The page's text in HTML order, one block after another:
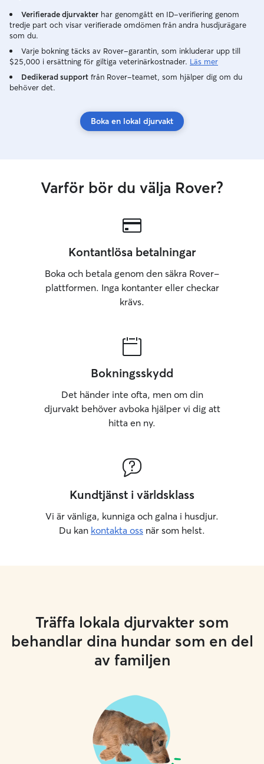
Verifierade djurvakter har genomgått en ID-verifiering genom
tredje part och visar verifierade omdömen från andra husdjurägare
som du.
Varje bokning täcks av Rover-garantin, som inkluderar upp till
$25,000 i ersättning för giltiga veterinärkostnader. Läs mer
Dedikerad support från Rover-teamet, som hjälper dig om du
behöver det.
Boka en lokal djurvakt
Varför bör du välja Rover?
Kontantlösa betalningar
Boka och betala genom den säkra Rover-
plattformen. Inga kontanter eller checkar
krävs.
Bokningsskydd
Det händer inte ofta, men om din
djurvakt behöver avboka hjälper vi dig att
hitta en ny.
Kundtjänst i världsklass
Vi är vänliga, kunniga och galna i husdjur.
Du kan kontakta oss när som helst.
Träffa lokala djurvakter som
behandlar dina hundar som en del
av familjen